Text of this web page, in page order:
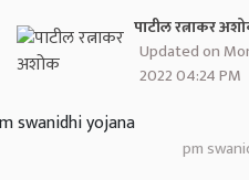
पाटील रत्नाकर
Updated on
2022 04:24 PM
pm